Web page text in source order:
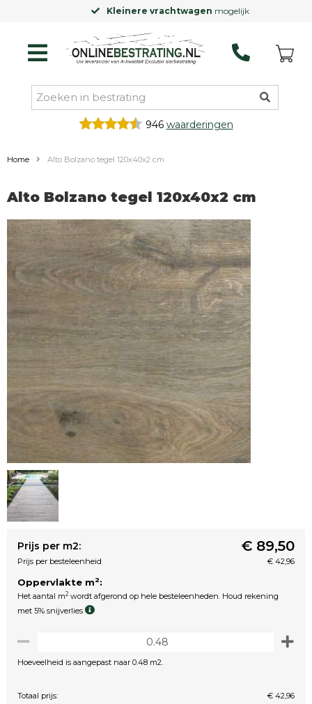
Kleinere vrachtwagenmogelijk
946 waarderingen
Home Alto Bolzano tegel 120x40x2 cm
Alto Bolzano tegel 120x40x2 cm
Prijs per m2: € 89,50
Prijs per besteleenheid € 42,96
Oppervlakte m2:
Het aantal m2 wordt afgerond op hele besteleenheden. Houd rekening
met 5% snijverlies
Hoeveelheid is aangepast naar 0.48 m2.
Totaal prijs:
€ 42,96